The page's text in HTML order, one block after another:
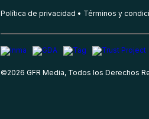
Política de privacidad Términos y
©2026 GFR Media, Todos los Derechos